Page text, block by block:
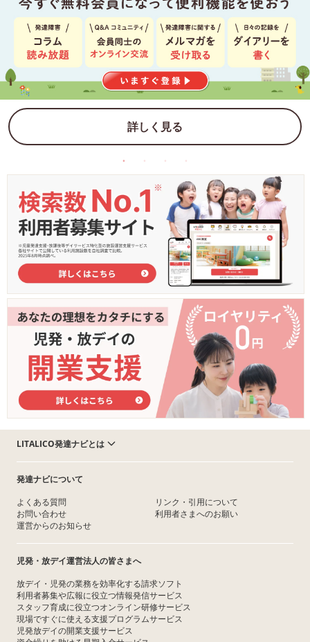
詳しく見る
LITALICO発達ナビとは
発達ナビについて
よくある質問
お問い合わせ
運営からのお知らせ
リンク・引用について
利用者さまへのお願い
児発・放デイ運営法人の皆さまへ
放デイ・児発の業務を効率化する請求ソフト
利用者募集や広報に役立つ情報発信サービス
スタッフ育成に役立つオンライン研修サービス
現場ですぐに使える支援プログラムサービス
児発放デイの開業支援サービス